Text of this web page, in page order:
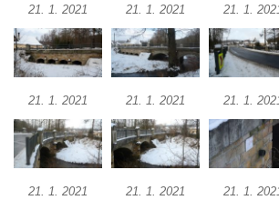
u Jablonce nad Nisou
Kamenný most přes Bílinu ve Lbíně
Černý most (a akvadukt) přes železniční
trať z ulice Na Hamrech v Krupce
Silniční most přes Ohři jižně od Křesína
Silniční most přes Ohři ve Vršovicích u Loun
21. 1. 2021 21. 1. 2021 21. 1.
21. 1. 2021 21. 1. 2021 21. 1.
21. 1. 2021 21. 1. 2021 21. 1.